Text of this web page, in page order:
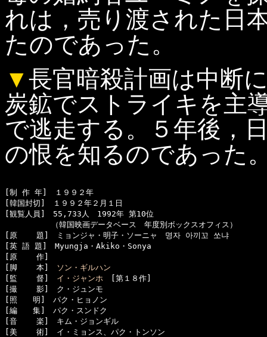
れは，売り渡された日
たのであった。
▼長官暗殺計画は中断
炭鉱でストライキを主
で逃走する。５年後，
の恨を知るのであった
[制 作 年]　１９９２年
[韓国封切]　１９９２年２月１日
[観覧人員]　55,733人　1992年 第10位
（韓国映画データベース　年度別ボックスオフィス）
[原    題]　ミョンジャ・明子・ソーニャ　명자 아끼꼬 쏘냐
[英 語 題]　Myungja・Akiko・Sonya
[原    作]
[脚    本]
ソン・ギルハン
[監    督] イ・ジャンホ [第１８作]
[撮    影]　ク・ジュンモ
[照　　明]　パク・ヒョノン
[編　　集]　パク・スンドク
[音    楽]　キム・ジョンギル
[美    術]　イ・ミョンス、パク・トンソン